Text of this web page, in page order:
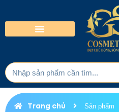
Trang chủ Sản phẩm